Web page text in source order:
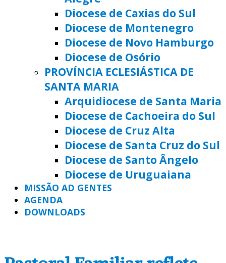
Diocese de Caxias do Sul
Diocese de Montenegro
Diocese de Novo Hamburgo
Diocese de Osório
PROVÍNCIA ECLESIÁSTICA DE
SANTA MARIA
Arquidiocese de Santa Maria
Diocese de Cachoeira do Sul
Diocese de Cruz Alta
Diocese de Santa Cruz do Sul
Diocese de Santo Ângelo
Diocese de Uruguaiana
MISSÃO AD GENTES
AGENDA
DOWNLOADS